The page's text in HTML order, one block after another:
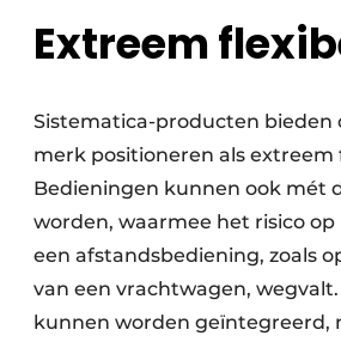
Extreem
Sistematica-producten bieden
merk positioneren als extreem
Bedieningen kunnen ook mét
worden, waarmee het risico op
een afstandsbediening, zoals
van een vrachtwagen, wegvalt.
kunnen worden geïntegreerd,